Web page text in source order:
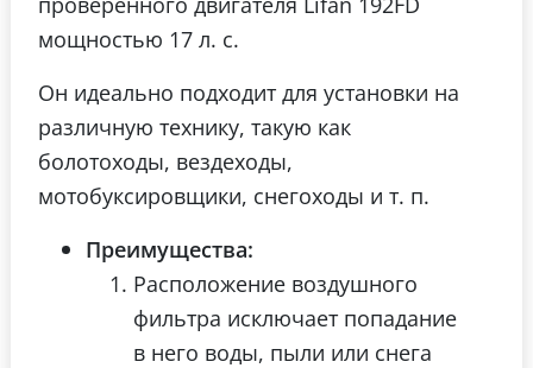
мощностью 17 л. с.
Он идеально подходит для установки на
различную технику, такую как
болотоходы, вездеходы,
мотобуксировщики, снегоходы и т. п.
Преимущества:
Расположение воздушного
фильтра исключает попадание
в него воды, пыли или снега